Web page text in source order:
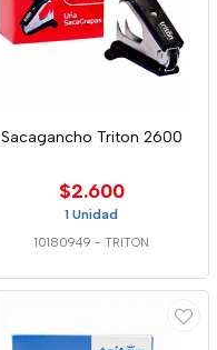
Sacagancho Triton 2600
$2.600
1 Unidad
10180949 - TRITON